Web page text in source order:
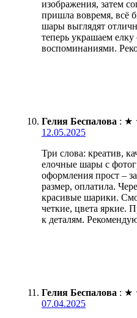
изображения, затем
пришла вовремя, всё
шары выглядят
теперь украшаем
воспоминаниями.
Гелия Беспалова : ★
12.05.2025
Три слова: креатив,
елочные шары с
оформления прост –
размер, оплатила.
красивые шарики.
четкие, цвета яркие.
к деталям.
Гелия Беспалова : ★
07.04.2025